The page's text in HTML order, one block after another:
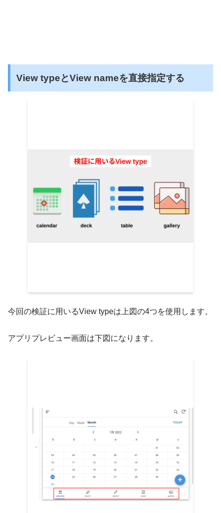
View typeとView nameを直接指定する
今回の検証に用いるView typeは上図の4つを使用します。
アプリプレビュー画面は下図になります。